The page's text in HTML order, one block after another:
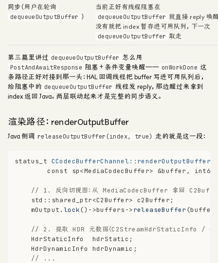
同步 （用户在轮询
dequeueOutputBuffer ）
当前正好有线程阻塞在
dequeueOutputBuffer 就直接 reply 唤
没有就把 index 暂存进可用队列，下一次
dequeueOutputBuffer 取走
第三篇里讲过 dequeueOutputBuffer 怎么用
PostAndAwaitResponse 阻塞 + 条件变量唤醒—— onWorkDone 这
条路径正好对接到那一头：HAL 回调线程把 buffer 写进可用队列后，
给阻塞中的 dequeueOutputBuffer 线程发 reply，那边醒过来拿到
index 返回 Java。两层联动起来才是完整的同步语义。
渲染路径：renderOutputBuffer
Java 侧调 releaseOutputBuffer(index, true) 走的就是这一段：
status_t CCodecBufferChannel::renderOutputBuffer
const sp<MediaCodecBuffer> &buffer,
// 1. 反向切视图：从 MediaCodecBuffer 拿回
    std::shared_ptr<C2Buffer> c2Buffer;
    mOutput.
lock()->buffers->releaseBuffer
// 2. 提取 HDR 元数据（C2StreamHdrStaticInfo /
    HdrStaticInfo  hdrStatic;
    HdrDynamicInfo hdrDynamic;
// ...